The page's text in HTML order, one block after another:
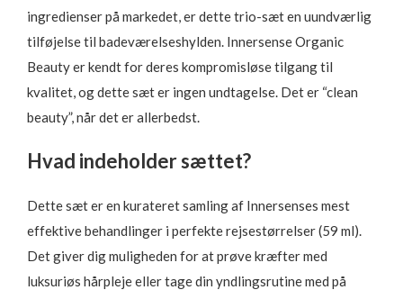
ingredienser på markedet, er dette trio-sæt en uundværlig
tilføjelse til badeværelseshylden. Innersense Organic
Beauty er kendt for deres kompromisløse tilgang til
kvalitet, og dette sæt er ingen undtagelse. Det er “clean
beauty”, når det er allerbedst.
Hvad indeholder sættet?
Dette sæt er en kurateret samling af Innersenses mest
effektive behandlinger i perfekte rejsestørrelser (59 ml).
Det giver dig muligheden for at prøve kræfter med
luksuriøs hårpleje eller tage din yndlingsrutine med på